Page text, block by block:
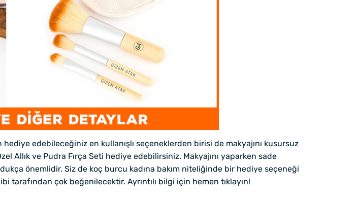
edebileceğiniz en kullanışlı seçeneklerden birisi de makyajını kusursuz
Allık ve Pudra Fırça Seti hediye edebilirsiniz. Makyajını yaparken sade
önemlidir. Siz de koç burcu kadına bakım niteliğinde bir hediye seçeneği
tarafından çok beğenilecektir. Ayrıntılı bilgi için hemen tıklayın!